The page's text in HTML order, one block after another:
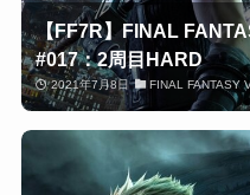
【FF7R】FINAL
#017：2周目HARD
2021年7月8日 FINAL FANTASY